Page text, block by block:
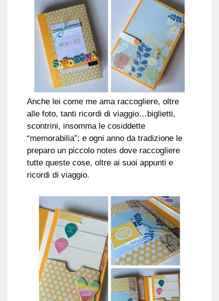
Anche lei come me ama raccogliere, oltre
alle foto, tanti ricordi di viaggio…biglietti,
scontrini, insomma le cosiddette
“memorabilia”; e ogni anno da tradizione le
preparo un piccolo notes dove raccogliere
tutte queste cose, oltre ai suoi appunti e
ricordi di viaggio.